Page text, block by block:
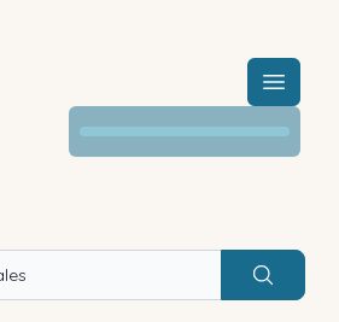
Menú
Buscar